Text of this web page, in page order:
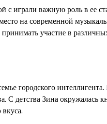
с играли важную роль в ее
на современной
участие в
городского
С детства Зина